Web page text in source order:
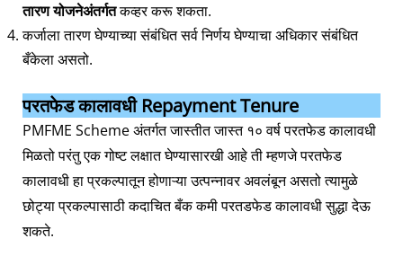
तारण योजनेअंतर्गतकव्हर करू शकता.
कर्जाला तारण घेण्याच्या संबंधित सर्व निर्णय घेण्याचा अधिकार संबंधित
बँकेला असतो.
परतफेड कालावधी Repayment Tenure
PMFME Scheme अंतर्गत जास्तीत जास्त १० वर्ष परतफेड कालावधी
मिळतो परंतु एक गोष्ट लक्षात घेण्यासारखी आहे ती म्हणजे परतफेड
कालावधी हा प्रकल्पातून होणाऱ्या उत्पन्नावर अवलंबून असतो त्यामुळे
छोट्या प्रकल्पासाठी कदाचित बँक कमी परतडफेड कालावधी सुद्धा देऊ
शकते.